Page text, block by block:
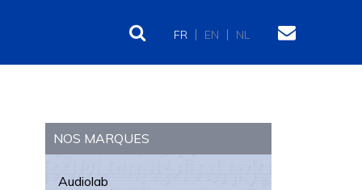
FR EN NL
latérale
principale
NOS MARQUES
Audiolab